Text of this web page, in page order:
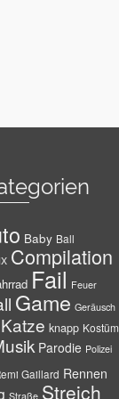
Baby Ball
Compilation
Fail Feuer
Game Geräusch
Katze knapp Kostüm
Parodie Polizei
Gaillard Rennen
Straße Streich